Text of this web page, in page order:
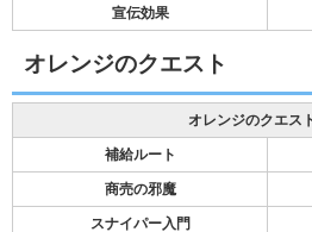
宣伝効果
オレンジのクエスト
オレンジのクエス
補給ルート
商売の邪魔
スナイパー入門